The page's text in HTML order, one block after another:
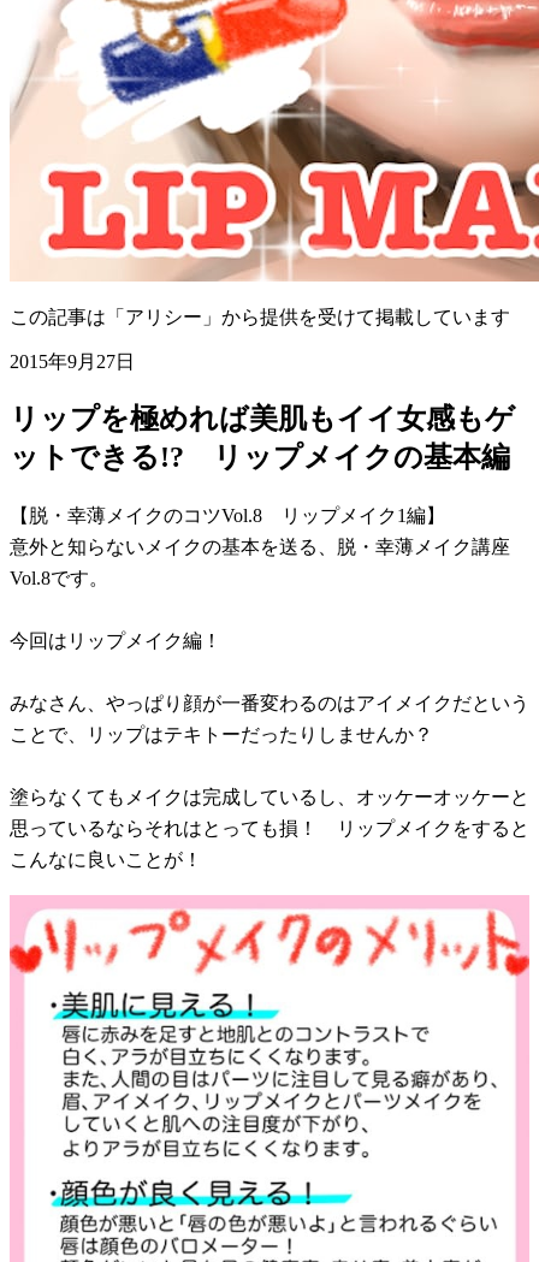
この記事は「アリシー」から提供を受けて掲載しています
2015年9月27日
リップを極めれば美肌もイイ女感もゲ
ットできる!? リップメイクの基本編
【脱・幸薄メイクのコツVol.8 リップメイク1編】
意外と知らないメイクの基本を送る、脱・幸薄メイク講座
Vol.8です。
今回はリップメイク編！
みなさん、やっぱり顔が一番変わるのはアイメイクだという
ことで、リップはテキトーだったりしませんか？
塗らなくてもメイクは完成しているし、オッケーオッケーと
思っているならそれはとっても損！ リップメイクをすると
こんなに良いことが！